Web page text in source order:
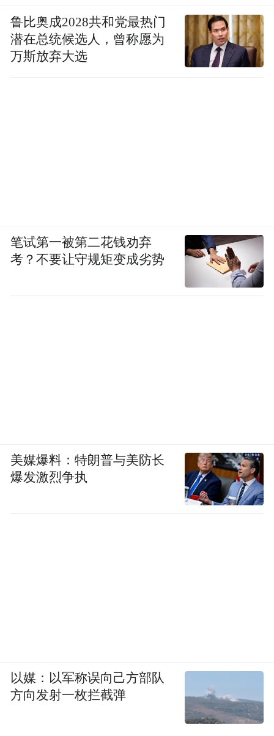
鲁比奥成2028共和党最热门
潜在总统候选人，曾称愿为
万斯放弃大选
笔试第一被第二花钱劝弃
考？不要让守规矩变成劣势
美媒爆料：特朗普与美防长
爆发激烈争执
以媒：以军称误向己方部队
方向发射一枚拦截弹